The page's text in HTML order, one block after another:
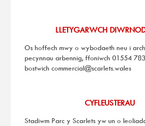
LLETYGARWCH
Os hoffech mwy o wybodaeth neu i
pecynnau arbennig, ffoniwch 01554
bostwichcommercial@scarlets.wales
CYFLEUSTERAU
Stadiwm Parc y Scarlets yw un o